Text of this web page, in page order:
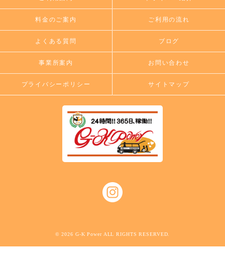
料金のご案内 ご利用の流れ
よくある質問 ブログ
事業所案内 お問い合わせ
プライバシーポリシー サイトマップ
© 2026 G-K Power ALL RIGHTS RESERVED.